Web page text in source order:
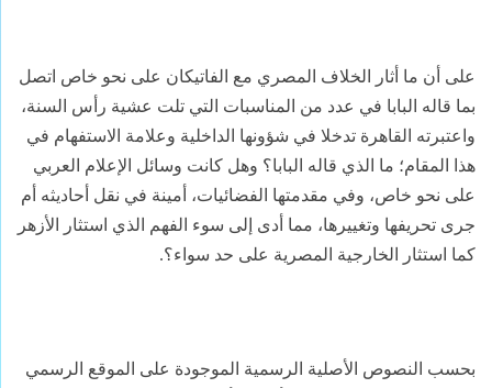
على أن ما أثار الخلاف المصري مع الفاتيكان على نحو خاص اتصل
بما قاله البابا في عدد من المناسبات التي تلت عشية رأس السنة،
واعتبرته القاهرة تدخلا في شؤونها الداخلية وعلامة الاستفهام في
هذا المقام؛ ما الذي قاله البابا؟ وهل كانت وسائل الإعلام العربي
على نحو خاص، وفي مقدمتها الفضائيات، أمينة في نقل أحاديثه أم
جرى تحريفها وتغييرها، مما أدى إلى سوء الفهم الذي استثار الأزهر
كما استثار الخارجية المصرية على حد سواء؟.
بحسب النصوص الأصلية الرسمية الموجودة على الموقع الرسمي